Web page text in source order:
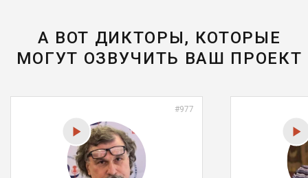
А ВОТ ДИКТОРЫ, КОТОРЫЕ
МОГУТ ОЗВУЧИТЬ ВАШ ПРОЕКТ
#977